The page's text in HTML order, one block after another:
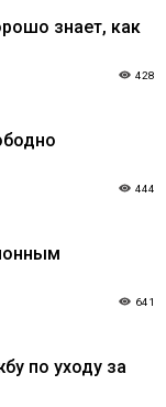
знает, как
428
444
641
по уходу за